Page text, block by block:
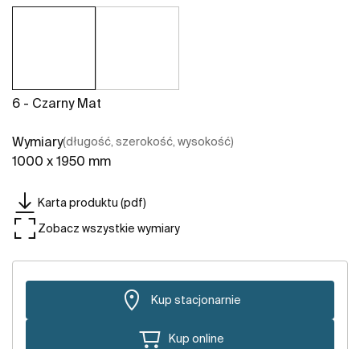
6 - Czarny Mat
Wymiary(długość, szerokość, wysokość)
1000 x 1950 mm
Karta produktu (pdf)
Zobacz wszystkie wymiary
Kup stacjonarnie
Kup online